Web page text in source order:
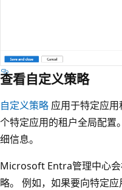
查看自定义策略
自定义策略 应用于特定应
个特定应用的租户全局配置
细信息。
Microsoft Entra管理中心
略。 例如，如果要向特定